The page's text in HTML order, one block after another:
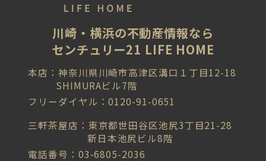
川崎・横浜の不動産情報なら
センチュリー21 LIFE HOME
本店：神奈川県川崎市高津区溝口１丁目12-18
SHIMURAビル7階
フリーダイヤル：0120-91-0651
三軒茶屋店：東京都世田谷区池尻3丁目21-28
新日本池尻ビル8階
電話番号：03-6805-2036